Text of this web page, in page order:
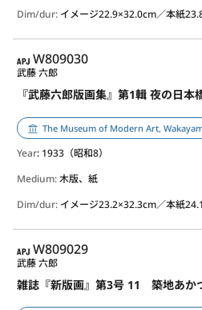
Dim/dur: イメージ22.9×32.0cm／本紙
APJ
W809030
『武藤六郎版画集』第1輯 夜の日本
武藤 六郎
The Museum of Modern Art,
Year: 1933（昭和8）
Medium:木版、紙
Dim/dur: イメージ23.2×32.3cm／本紙
APJ
W809029
雑誌『新版画』第3号 11 築地あか
武藤 六郎